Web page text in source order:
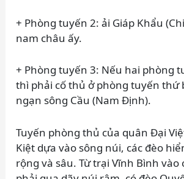
+ Phòng tuyến 2: ải Giáp Khẩu
nam châu ấy.
+ Phòng tuyến 3: Nếu hai phòng
thì phải cố thủ ở phòng tuyến thứ
ngạn sông Cầu (Nam Định).
Tuyến phòng thủ của quân Đại
Kiệt dựa vào sông núi, các đèo
rộng và sâu. Từ trại Vĩnh Bình vào